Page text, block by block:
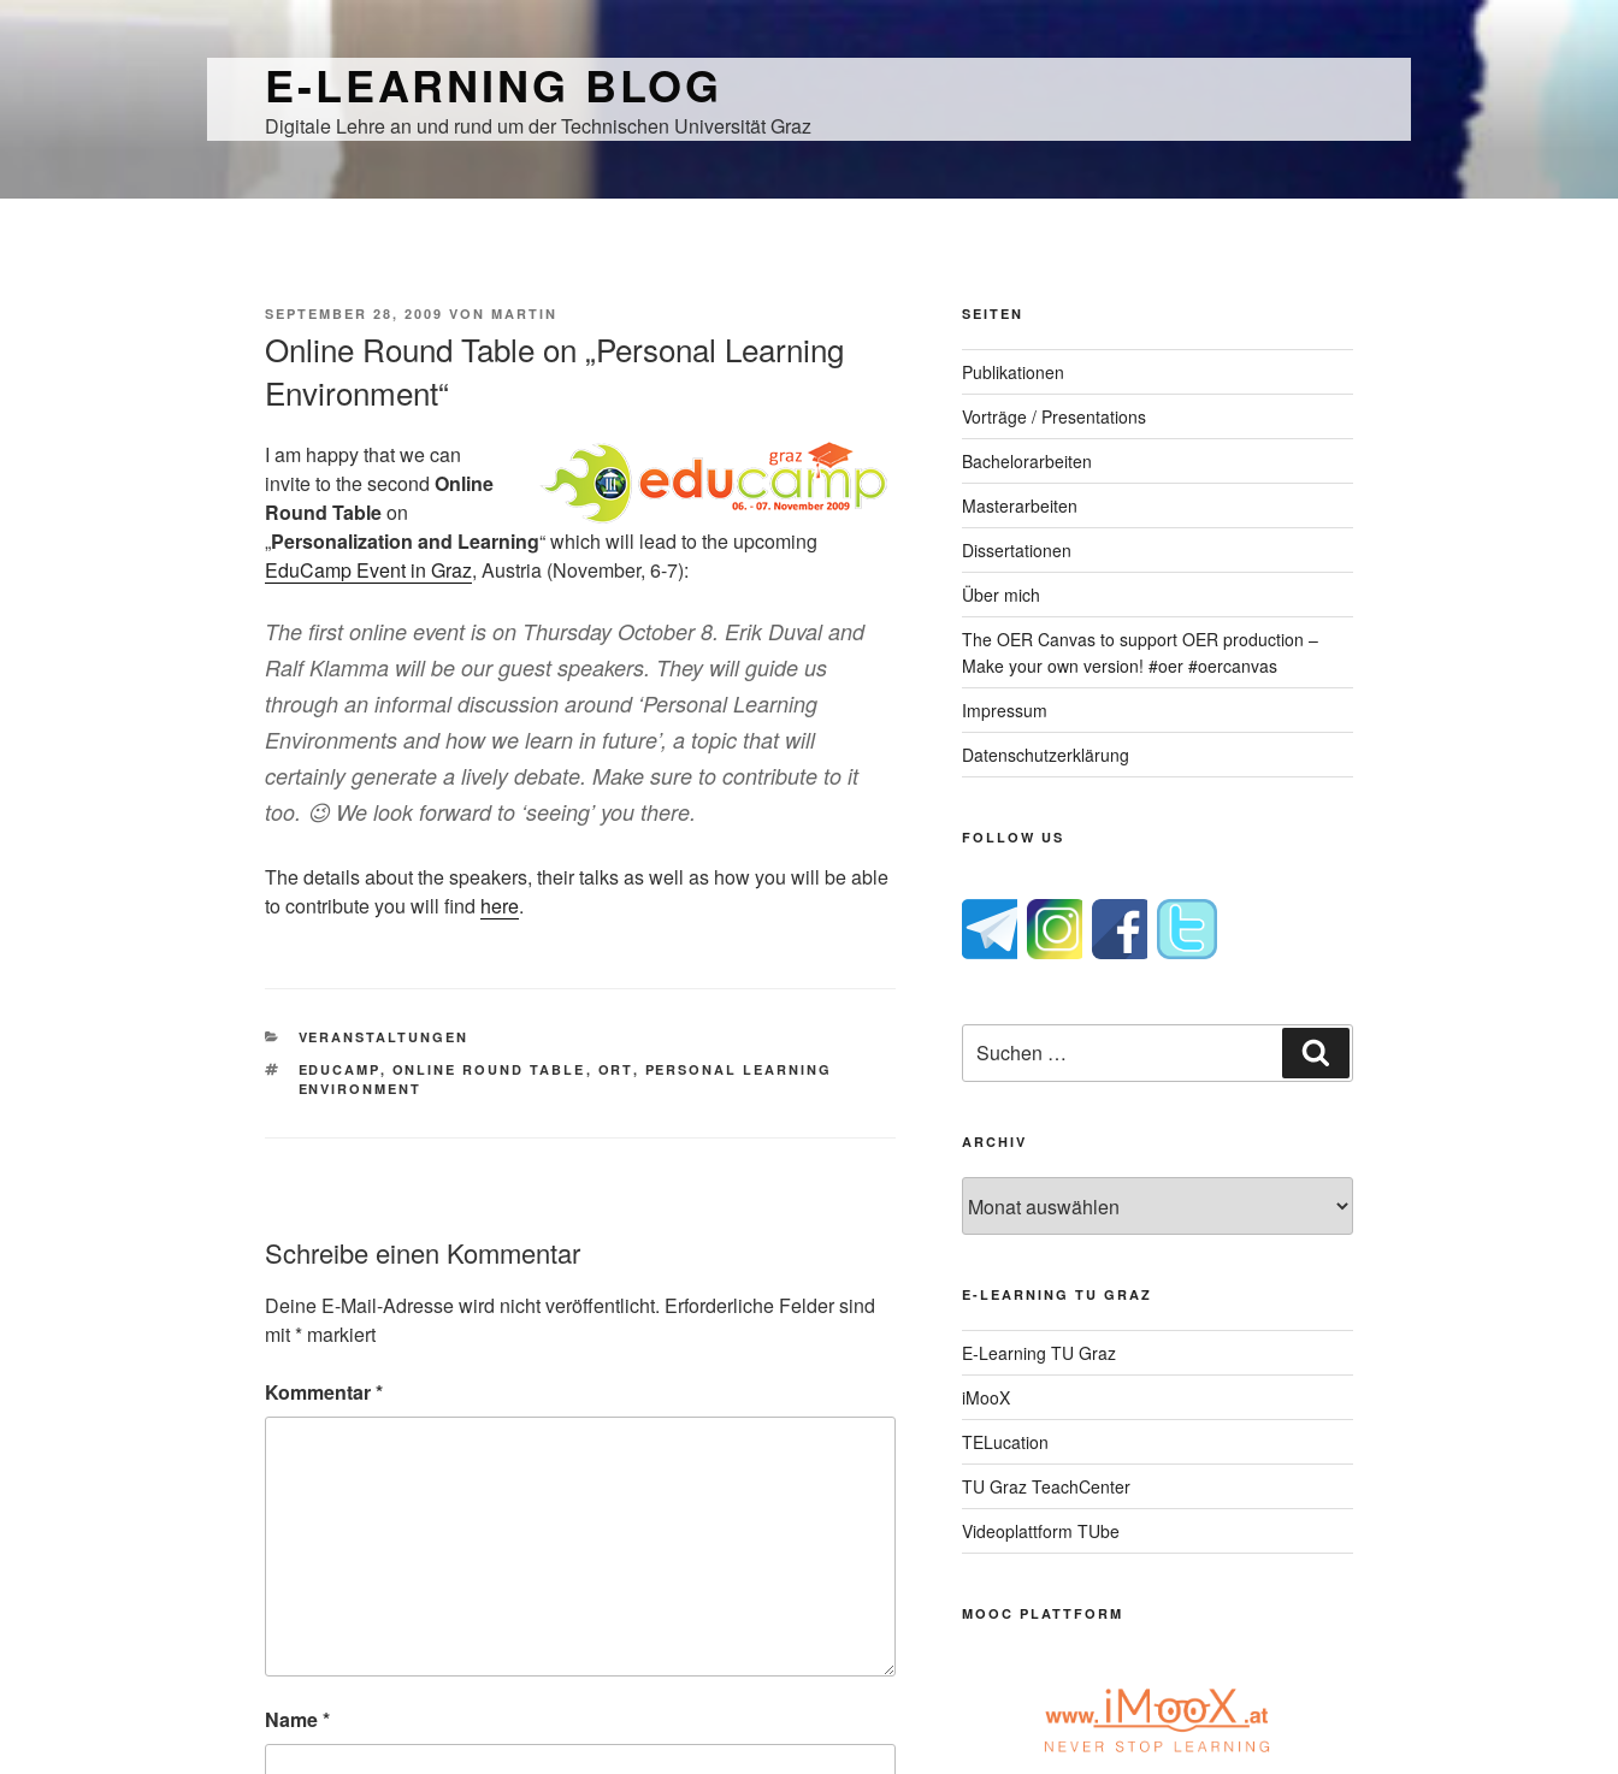
E-LEARNING BLOG
Digitale Lehre an und rund um der Technischen Universität Graz
VERÖFFENTLICHT
SEPTEMBER 28, 2009 VON MARTIN
Online Round Table on „Personal Learning
Environment“
I am happy that we can
invite to the second Online
Round Tableon
„Personalization and Learning“ which will lead to the upcoming
EduCamp Event in Graz, Austria (November, 6-7):
The first online event is on Thursday October 8. Erik Duval and
Ralf Klamma will be our guest speakers. They will guide us
through an informal discussion around ‘Personal Learning
Environments and how we learn in future’, a topic that will
certainly generate a lively debate. Make sure to contribute to it
too. 😉 We look forward to ‘seeing’ you there.
The details about the speakers, their talks as well as how you will be able
to contribute you will find here.
KATEGORIEN
VERANSTALTUNGEN
SCHLAGWÖRTER
EDUCAMP, ONLINE ROUND TABLE , ORT, PERSONAL LEARNING
ENVIRONMENT
Schreibe einen Kommentar
Deine E-Mail-Adresse wird nicht veröffentlicht. Erforderliche Felder sind
mit* markiert
Kommentar*
Name*
SEITEN
Publikationen
Vorträge / Presentations
Bachelorarbeiten
Masterarbeiten
Dissertationen
Über mich
The OER Canvas to support OER production –
Make your own version! #oer #oercanvas
Impressum
Datenschutzerklärung
FOLLOW US
nach:
ARCHIV
E-LEARNING TU GRAZ
E-Learning TU Graz
iMooX
TELucation
TU Graz TeachCenter
Videoplattform TUbe
MOOC PLATTFORM